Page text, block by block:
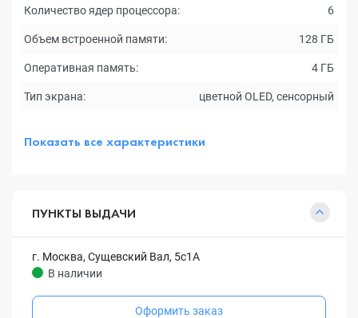
Количество ядер процессора: 6
Объем встроенной памяти: 128 ГБ
Оперативная память: 4 ГБ
Тип экрана: цветной OLED, сенсорный
Показать все характеристики
ПУНКТЫ ВЫДАЧИ
г. Москва, Сущевский Вал, 5с1А
В наличии
Оформить заказ